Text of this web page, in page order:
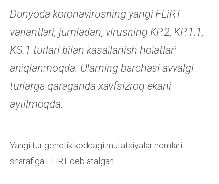
Dunyoda koronavirusning yangi FLiRT
variantlari, jumladan, virusning KP.2, KP.1.1,
KS.1 turlari bilan kasallanish holatlari
aniqlanmoqda. Ularning barchasi avvalgi
turlarga qaraganda xavfsizroq ekani
aytilmoqda.
Yangi tur genetik koddagi mutatsiyalar nomlari
sharafiga FLiRT deb atalgan.